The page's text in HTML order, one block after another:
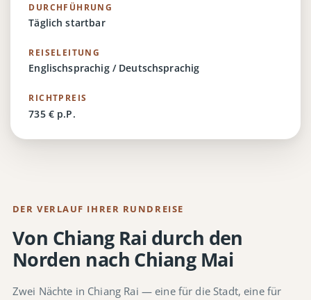
DURCHFÜHRUNG
Täglich startbar
REISELEITUNG
Englischsprachig / Deutschsprachig
RICHTPREIS
735 € p.P.
DER VERLAUF IHRER RUNDREISE
Von Chiang Rai durch den
Norden nach Chiang Mai
Zwei Nächte in Chiang Rai — eine für die Stadt, eine für